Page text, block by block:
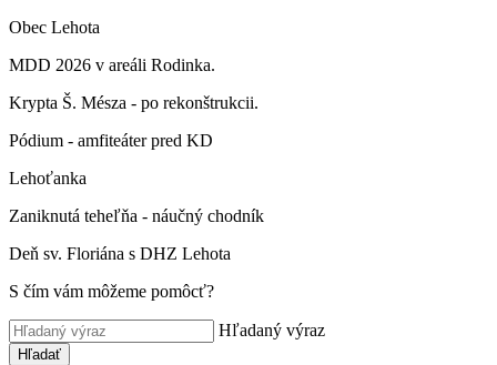
Obec Lehota
MDD 2026 v areáli Rodinka.
Krypta Š. Mésza - po rekonštrukcii.
Pódium - amfiteáter pred KD
Lehoťanka
Zaniknutá teheľňa - náučný chodník
Deň sv. Floriána s DHZ Lehota
S čím vám môžeme pomôcť?
Hľadaný výraz
Hľadať